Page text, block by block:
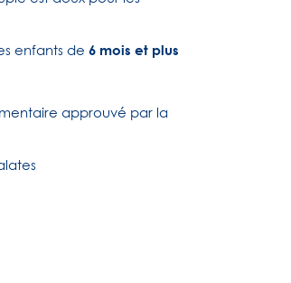
enfants de 6 mois et plus
approuvé par la